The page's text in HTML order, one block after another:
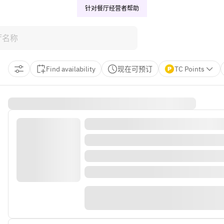
针对餐厅经营者帮助
Find availability 现在可预订 TC Points